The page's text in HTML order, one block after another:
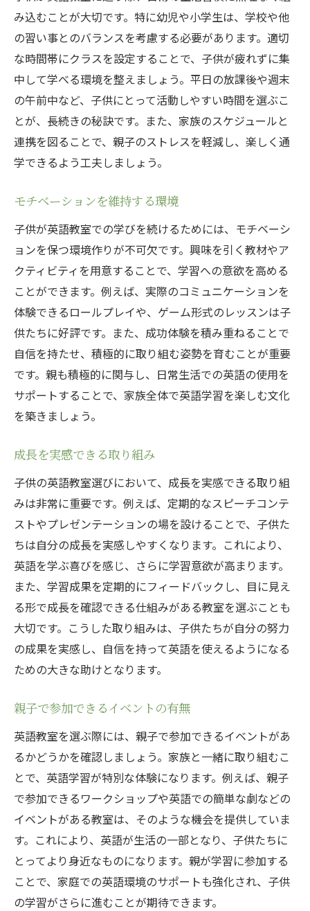
み込むことが大切です。特に幼児や小学生は、学校や他
の習い事とのバランスを考慮する必要があります。適切
な時間帯にクラスを設定することで、子供が疲れずに集
中して学べる環境を整えましょう。平日の放課後や週末
の午前中など、子供にとって活動しやすい時間を選ぶこ
とが、長続きの秘訣です。また、家族のスケジュールと
連携を図ることで、親子のストレスを軽減し、楽しく通
学できるよう工夫しましょう。
モチベーションを維持する環境
子供が英語教室での学びを続けるためには、モチベーシ
ョンを保つ環境作りが不可欠です。興味を引く教材やア
クティビティを用意することで、学習への意欲を高める
ことができます。例えば、実際のコミュニケーションを
体験できるロールプレイや、ゲーム形式のレッスンは子
供たちに好評です。また、成功体験を積み重ねることで
自信を持たせ、積極的に取り組む姿勢を育むことが重要
です。親も積極的に関与し、日常生活での英語の使用を
サポートすることで、家族全体で英語学習を楽しむ文化
を築きましょう。
成長を実感できる取り組み
子供の英語教室選びにおいて、成長を実感できる取り組
みは非常に重要です。例えば、定期的なスピーチコンテ
ストやプレゼンテーションの場を設けることで、子供た
ちは自分の成長を実感しやすくなります。これにより、
英語を学ぶ喜びを感じ、さらに学習意欲が高まります。
また、学習成果を定期的にフィードバックし、目に見え
る形で成長を確認できる仕組みがある教室を選ぶことも
大切です。こうした取り組みは、子供たちが自分の努力
の成果を実感し、自信を持って英語を使えるようになる
ための大きな助けとなります。
親子で参加できるイベントの有無
英語教室を選ぶ際には、親子で参加できるイベントがあ
るかどうかを確認しましょう。家族と一緒に取り組むこ
とで、英語学習が特別な体験になります。例えば、親子
で参加できるワークショップや英語での簡単な劇などの
イベントがある教室は、そのような機会を提供していま
す。これにより、英語が生活の一部となり、子供たちに
とってより身近なものになります。親が学習に参加する
ことで、家庭での英語環境のサポートも強化され、子供
の学習がさらに進むことが期待できます。